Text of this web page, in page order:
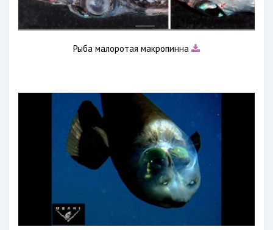
Рыба малоротая макропинна